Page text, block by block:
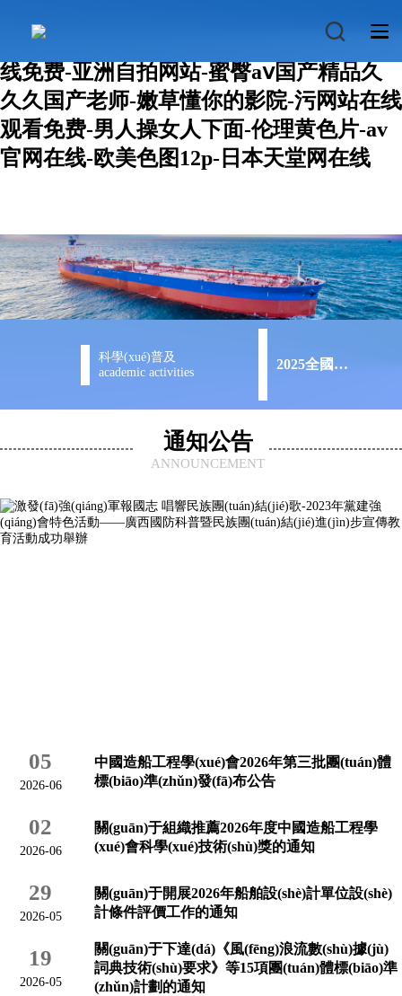
四色777-国内外成人免费视频-欧美日韩在
线免费-亚洲自拍网站-蜜臀aⅴ国产精品久
久久国产老师-嫩草懂你的影院-污网站在线
观看免费-男人操女人下面-伦理黄色片-av
官网在线-欧美色图12p-日本天堂网在线
科學(xué)普及
academic activities
2025全國艦船及航海知識競賽
通知公告
ANNOUNCEMENT
05
2026-06
中國造船工程學(xué)會2026年第三批團(tuán)體
標(biāo)準(zhǔn)發(fā)布公告
02
2026-06
關(guān)于組織推薦2026年度中國造船工程學
(xué)會科學(xué)技術(shù)獎的通知
29
2026-05
關(guān)于開展2026年船舶設(shè)計單位設(shè)
計條件評價工作的通知
19
2026-05
關(guān)于下達(dá)《風(fēng)浪流數(shù)據(jù)
詞典技術(shù)要求》等15項團(tuán)體標(biāo)準
(zhǔn)計劃的通知